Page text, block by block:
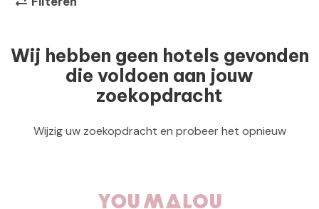
Wij hebben geen hotels gevonden
die voldoen aan jouw
zoekopdracht
Wijzig uw zoekopdracht en probeer het opnieuw